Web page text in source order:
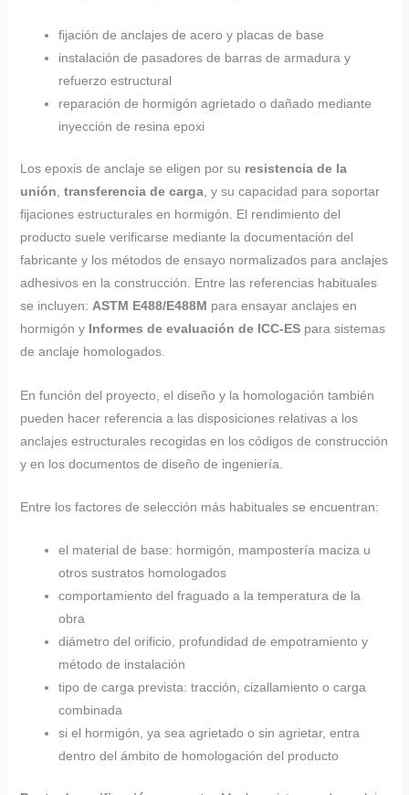
fijación de anclajes de acero y placas de base
instalación de pasadores de barras de armadura y
refuerzo estructural
reparación de hormigón agrietado o dañado mediante
inyección de resina epoxi
Los epoxis de anclaje se eligen por su resistencia de la
unión transferencia de carga, y su capacidad para soportar
fijaciones estructurales en hormigón. El rendimiento del
producto suele verificarse mediante la documentación del
fabricante y los métodos de ensayo normalizados para anclajes
adhesivos en la construcción. Entre las referencias habituales
se incluyen: ASTM E488/E488M para ensayar anclajes en
hormigón y Informes de evaluación de ICC-ESpara sistemas
de anclaje homologados.
En función del proyecto, el diseño y la homologación también
pueden hacer referencia a las disposiciones relativas a los
anclajes estructurales recogidas en los códigos de construcción
y en los documentos de diseño de ingeniería.
Entre los factores de selección más habituales se encuentran:
el material de base: hormigón, mampostería maciza u
otros sustratos homologados
comportamiento del fraguado a la temperatura de la
obra
diámetro del orificio, profundidad de empotramiento y
método de instalación
tipo de carga prevista: tracción, cizallamiento o carga
combinada
si el hormigón, ya sea agrietado o sin agrietar, entra
dentro del ámbito de homologación del producto